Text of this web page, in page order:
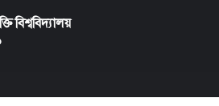
বিশ্ববিদ্যালয়